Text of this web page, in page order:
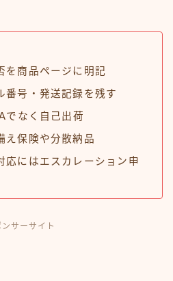
を商品ページに明記
番号・発送記録を残す
でなく自己出荷
え保険や分散納品
応にはエスカレーション申
ンサーサイト